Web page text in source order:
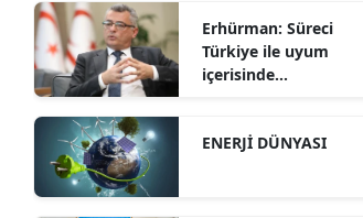
Erhürman: Süreci
Türkiye ile uyum
içerisinde
ENERJİ DÜNYASI